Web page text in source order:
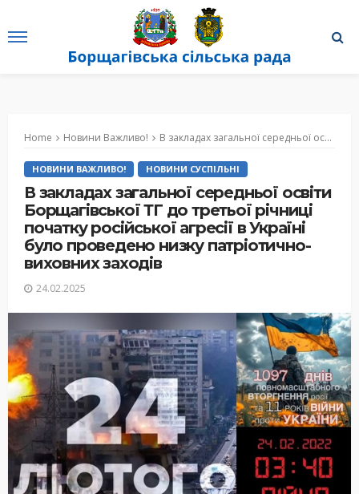
Home Новини Важливо! В закладах загальної середньої освіти Борщагівської ТГ до третьої річниці початку російської агресії в Україні було проведено низку патріотично-виховних заходів
НОВИНИ ВАЖЛИВО! НОВИНИ СУСПІЛЬНІ
В закладах загальної середньої освіти
Борщагівської ТГ до третьої річниці
початку російської агресії в Україні
було проведено низку патріотично-
виховних заходів
24.02.2025